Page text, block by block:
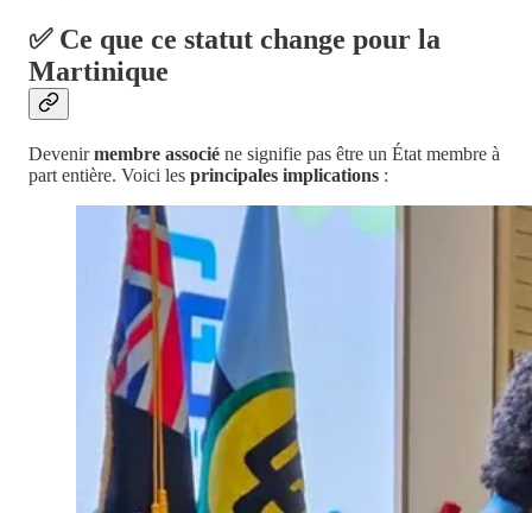
✅ Ce que ce statut change pour la
Martinique
Devenirmembre associé ne signifie pas être un État membre à
part entière. Voici les principales implications :